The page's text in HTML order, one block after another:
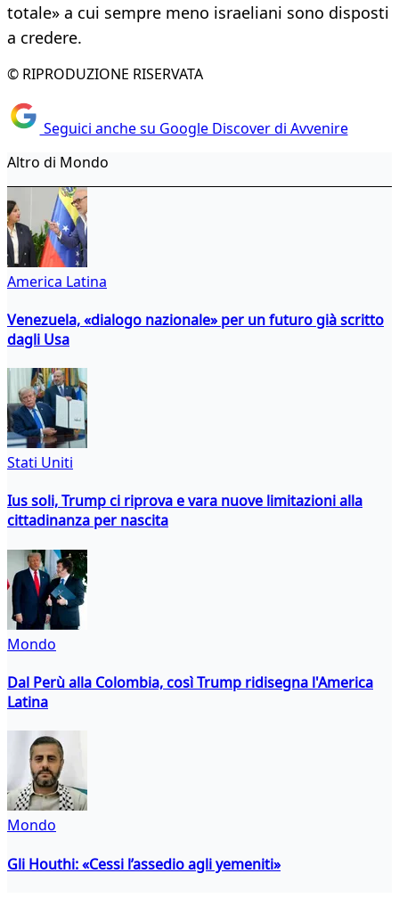
totale» a cui sempre meno israeliani sono disposti
a credere.
© RIPRODUZIONE RISERVATA
Seguici anche su Google Discover di Avvenire
Altro di Mondo
America Latina
Venezuela, «dialogo nazionale» per un futuro già scritto
dagli Usa
Stati Uniti
Ius soli, Trump ci riprova e vara nuove limitazioni alla
cittadinanza per nascita
Mondo
Dal Perù alla Colombia, così Trump ridisegna l'America
Latina
Mondo
Gli Houthi: «Cessi l’assedio agli yemeniti»